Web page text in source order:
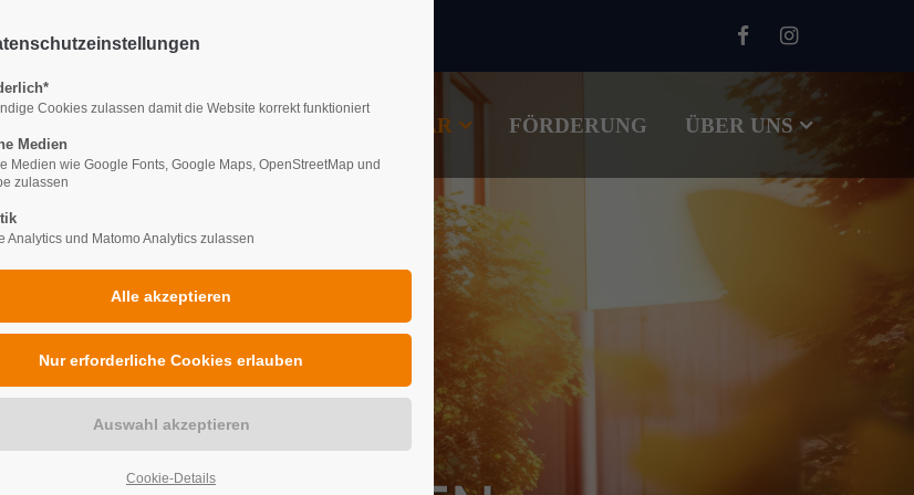
sit amet:
our
- 5:00pm(GMT
376-293 City Road, Suite 600
Drop us a line
info@yourdomain.com
About us
Lorem ipsum dolor sit amet,
Aenean commodo ligula eget
natoque penatibus et magnis dis
parturient montes, nascetur
ridiculus mus. Donec quam felis,
ultricies nec.
SANITÄR FÖRDERUNG ÜBER UNS
Cookies zulassen damit die Website korrekt funktioniert
Medien
Medien wie Google Fonts, Google Maps, OpenStreetMap und
zulassen
Analytics und Matomo Analytics zulassen
Cookie-Details